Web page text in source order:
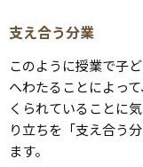
支え合う分業
このように授業で子
へわたることによっ
くられていることに
り立ちを「支え合う
ます。